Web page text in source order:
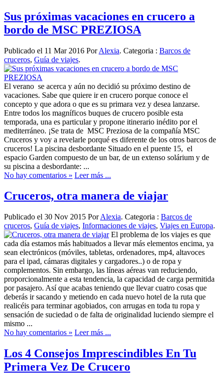
Sus próximas vacaciones en crucero a
bordo de MSC PREZIOSA
Publicado el 11 Mar 2016 PorAlexia. Categoria : Barcos de
cruceros, Guía de viajes.
El verano se acerca y aún no decidió su próximo destino de
vacaciones. Sabe que quiere ir en crucero porque conoce el
concepto y que adora o que es su primara vez y desea lanzarse.
Entre todos los magníficos buques de crucero posible esta
temporada, una es particular y propone itinerario inédito por el
mediterráneo. ¡Se trata de MSC Preziosa de la compañía MSC
Cruceros y voy a revelarle porqué es diferente de los otros barcos de
cruceros! La piscina desbordante Situado en el puente 15, el
espacio Garden compuesto de un bar, de un extenso solárium y de
su piscina a desbordante: ...
No hay comentarios » Leer más ...
Cruceros, otra manera de viajar
Publicado el 30 Nov 2015 PorAlexia. Categoria : Barcos de
cruceros, Guía de viajes, Informaciones de viajes, Viajes en Europa.
El problema de los viajes es que
cada día estamos más habituados a llevar más elementos encima, ya
sean electrónicos (móviles, tabletas, ordenadores, mp4, altavoces
para el ipad, cámaras digitales y cargadores..) o de ropa y
complementos. Sin embargo, las líneas aéreas van reduciendo,
proporcionalmente a esta tendencia, la capacidad de carga permitida
por pasajero. Así que acabas teniendo que llevar cuatro cosas que
deberás ir sacando y metiendo en cada nuevo hotel de la ruta que
realicéis para terminar agobiados, con arrugas en toda tu ropa y
sensación de suciedad o de falta de originalidad luciendo siempre el
mismo ...
No hay comentarios » Leer más ...
Los 4 Consejos Imprescindibles En Tu
Primera Vez De Crucero